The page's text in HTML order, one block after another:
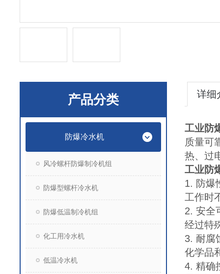
产品分类
防爆冷水机
风冷螺杆防爆制冷机组
防爆型螺杆冷水机
防爆低温制冷机组
化工用冷水机
低温冷水机
详细
工业防
质量可
热、过
工业防
1. 防爆
工作时
2. 安全
经过特
3. 耐腐
化学品
4. 精确